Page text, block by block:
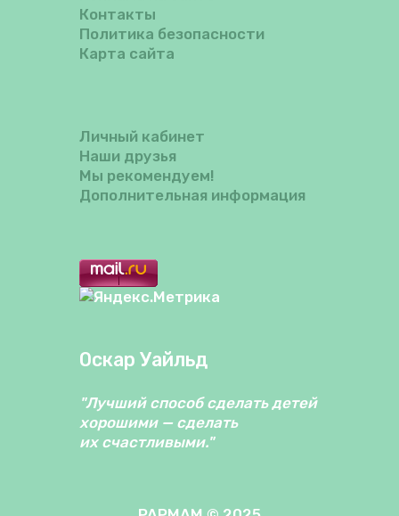
Контакты
Политика безопасности
Карта сайта
Личный кабинет
Наши друзья
Мы рекомендуем!
Дополнительная информация
Оскар Уайльд
"Лучший способ сделать детей
хорошими — сделать
их счастливыми."